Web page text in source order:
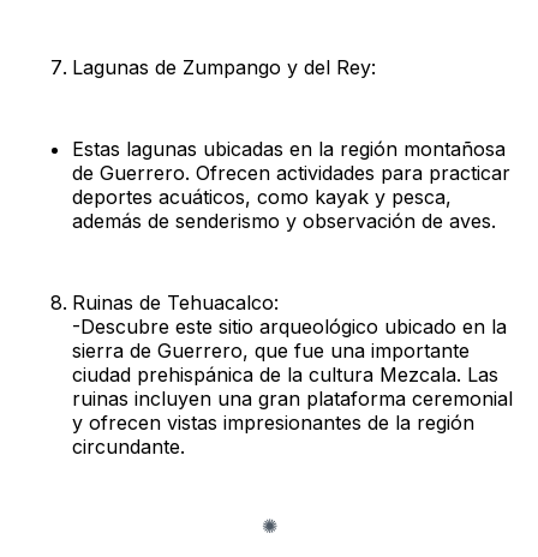
Lagunas de Zumpango y del Rey:
Estas lagunas ubicadas en la región montañosa
de Guerrero. Ofrecen actividades para practicar
deportes acuáticos, como kayak y pesca,
además de senderismo y observación de aves.
Ruinas de Tehuacalco:
-Descubre este sitio arqueológico ubicado en la
sierra de Guerrero, que fue una importante
ciudad prehispánica de la cultura Mezcala. Las
ruinas incluyen una gran plataforma ceremonial
y ofrecen vistas impresionantes de la región
circundante.